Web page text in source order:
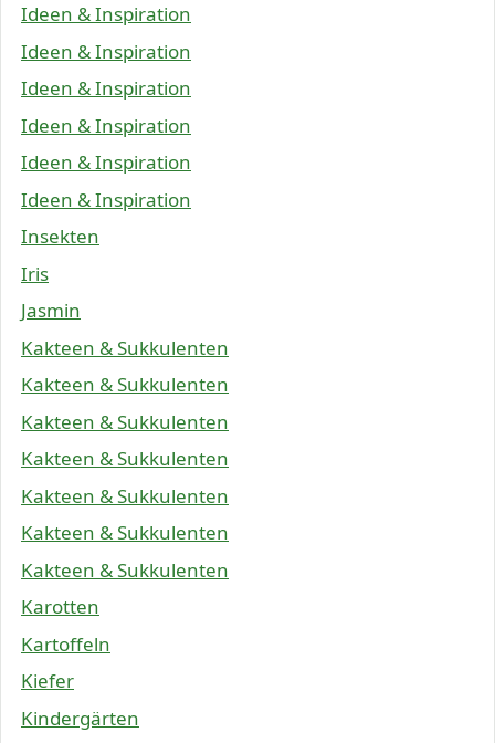
Ideen & Inspiration
Ideen & Inspiration
Ideen & Inspiration
Ideen & Inspiration
Ideen & Inspiration
Ideen & Inspiration
Insekten
Iris
Jasmin
Kakteen & Sukkulenten
Kakteen & Sukkulenten
Kakteen & Sukkulenten
Kakteen & Sukkulenten
Kakteen & Sukkulenten
Kakteen & Sukkulenten
Kakteen & Sukkulenten
Karotten
Kartoffeln
Kiefer
Kindergärten